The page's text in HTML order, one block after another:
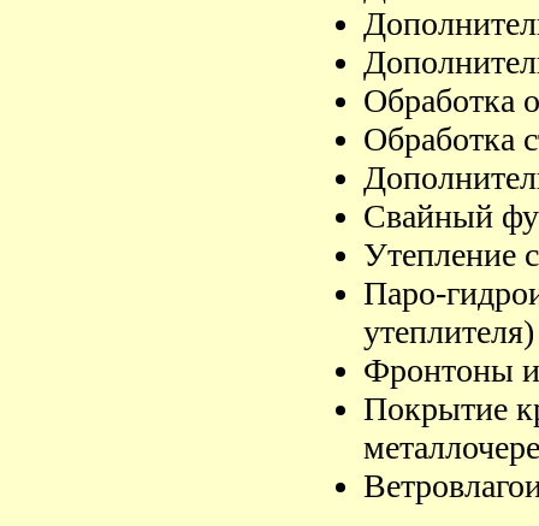
Обработка
Обработка
Свайный
Утепление
Паро-
утеплителя)
Фронтоны
Покрытие